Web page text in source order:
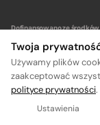
Dofinansowano ze
Wydawca: SIW Znak w
Twoja
Używamy plików
zaakceptować
polityce prywatności.
Ustawienia